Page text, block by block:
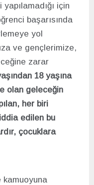
için
başarısında
yol
ve gençlerimize,
zarar
18 yaşına
olan geleceğin
her biri
edilen bu
çocuklara
kamuoyuna